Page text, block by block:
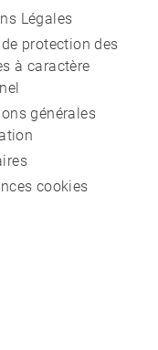
Légales
protection des
à caractère
générales
cookies